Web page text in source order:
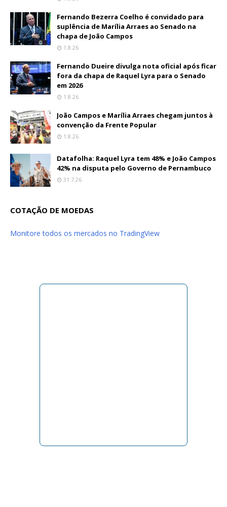
Fernando Bezerra Coelho é convidado para
suplência de Marília Arraes ao Senado na
chapa de João Campos
1.8.26
Fernando Dueire divulga nota oficial após ficar
fora da chapa de Raquel Lyra para o Senado
em 2026
1.8.26
João Campos e Marília Arraes chegam juntos à
convenção da Frente Popular
1.8.26
Datafolha: Raquel Lyra tem 48% e João Campos
42% na disputa pelo Governo de Pernambuco
31.7.26
COTAÇÃO DE MOEDAS
Monitore todos os mercados no TradingView